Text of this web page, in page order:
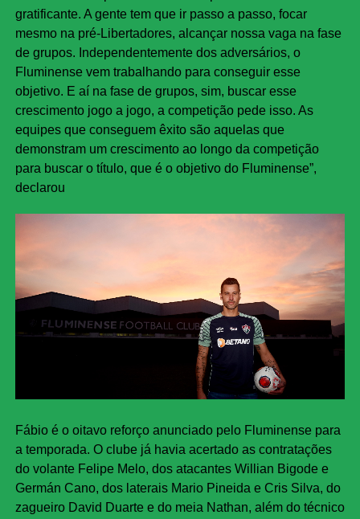
gratificante. A gente tem que ir passo a passo, focar
mesmo na pré-Libertadores, alcançar nossa vaga na fase
de grupos. Independentemente dos adversários, o
Fluminense vem trabalhando para conseguir esse
objetivo. E aí na fase de grupos, sim, buscar esse
crescimento jogo a jogo, a competição pede isso. As
equipes que conseguem êxito são aquelas que
demonstram um crescimento ao longo da competição
para buscar o título, que é o objetivo do Fluminense”,
declarou
Fábio é o oitavo reforço anunciado pelo Fluminense para
a temporada. O clube já havia acertado as contratações
do volante Felipe Melo, dos atacantes Willian Bigode e
Germán Cano, dos laterais Mario Pineida e Cris Silva, do
zagueiro David Duarte e do meia Nathan, além do técnico